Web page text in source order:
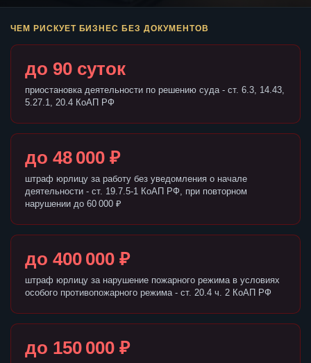
ЧЕМ РИСКУЕТ БИЗНЕС БЕЗ ДОКУМЕНТОВ
до 90 суток
приостановка деятельности по решению суда - ст. 6.3, 14.43,
5.27.1, 20.4 КоАП РФ
до 48 000 ₽
штраф юрлицу за работу без уведомления о начале
деятельности - ст. 19.7.5-1 КоАП РФ, при повторном
нарушении до 60 000 ₽
до 400 000 ₽
штраф юрлицу за нарушение пожарного режима в условиях
особого противопожарного режима - ст. 20.4 ч. 2 КоАП РФ
до 150 000 ₽